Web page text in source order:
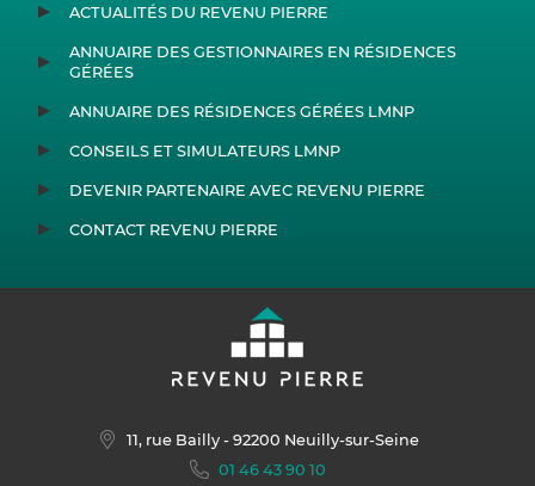
ACTUALITÉS DU REVENU PIERRE
ANNUAIRE DES GESTIONNAIRES EN RÉSIDENCES
GÉRÉES
ANNUAIRE DES RÉSIDENCES GÉRÉES LMNP
CONSEILS ET SIMULATEURS LMNP
DEVENIR PARTENAIRE AVEC REVENU PIERRE
CONTACT REVENU PIERRE
11, rue Bailly- 92200 Neuilly-sur-Seine
01 46 43 90 10